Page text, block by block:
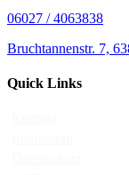
06027 / 4063838
Bruchtannenstr. 7,
Quick Links